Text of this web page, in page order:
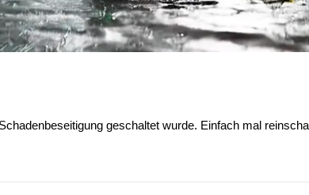
geschaltet wurde. Einfach mal